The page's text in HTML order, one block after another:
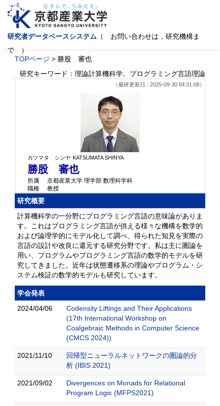
研究者データベースシステム （ お問い合わせは，研究機構ま
で ）
TOPページ > 勝股 審也
研究キーワード：理論計算機科学、プログラミング言語理論
（最終更新日 : 2025-09-30 04:31:08）
カツマタ シンヤ KATSUMATA SHINYA
勝股 審也
所属
京都産業大学 理学部 数理科学科
職種
教授
研究概要
計算機科学の一分野にプログラミング言語の意味論がありま
す。これはプログラミング言語が供える様々な機構を数学的
および論理学的にモデル化して調べ、得られた知見を実際の
言語の設計や改良に還元する研究分野です。私は主に圏論を
用い、プログラムやプログラミング言語の数学的モデルを研
究してきました。近年は状態遷移系の理論やプログラム・シ
ステム検証の数学的モデルも研究しています。
学会発表
2024/04/06
Codensity Liftings and Their Applications
(17th International Workshop on
Coalgebraic Methods in Computer Science
(CMCS 2024))
2021/11/10
回帰型ニューラルネットワークの圏論的分
析 (IBIS 2021)
2021/09/02
Divergences on Monads for Relational
Program Logic (MFPS2021)